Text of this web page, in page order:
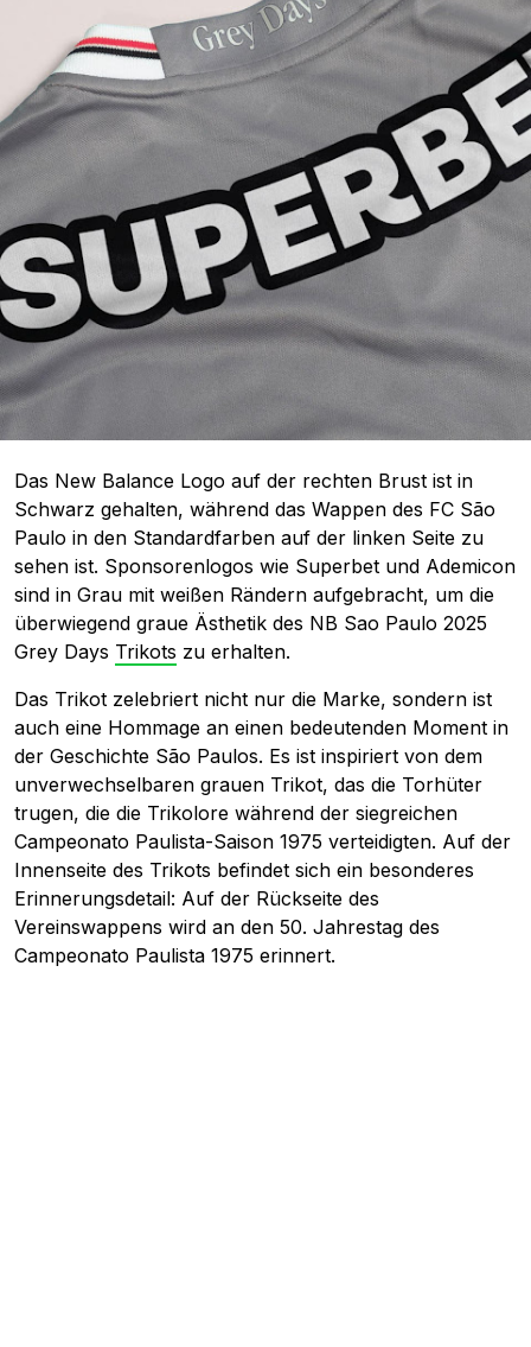
Das New Balance Logo auf der rechten Brust ist in
Schwarz gehalten, während das Wappen des FC São
Paulo in den Standardfarben auf der linken Seite zu
sehen ist. Sponsorenlogos wie Superbet und Ademicon
sind in Grau mit weißen Rändern aufgebracht, um die
überwiegend graue Ästhetik des NB Sao Paulo 2025
Grey Days Trikots zu erhalten.
Das Trikot zelebriert nicht nur die Marke, sondern ist
auch eine Hommage an einen bedeutenden Moment in
der Geschichte São Paulos. Es ist inspiriert von dem
unverwechselbaren grauen Trikot, das die Torhüter
trugen, die die Trikolore während der siegreichen
Campeonato Paulista-Saison 1975 verteidigten. Auf der
Innenseite des Trikots befindet sich ein besonderes
Erinnerungsdetail: Auf der Rückseite des
Vereinswappens wird an den 50. Jahrestag des
Campeonato Paulista 1975 erinnert.